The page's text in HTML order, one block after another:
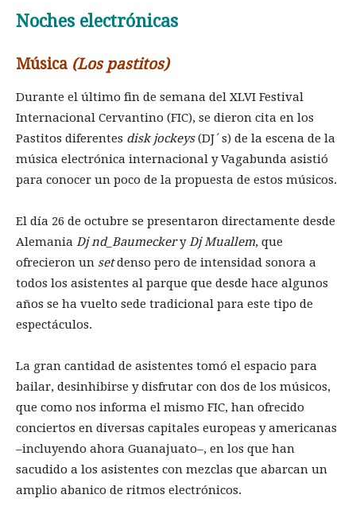
Noches electrónicas
Música (Los pastitos)
Durante el último fin de semana del XLVI Festival
Internacional Cervantino (FIC), se dieron cita en los
Pastitos diferentes disk jockeys(DJ´s) de la escena de la
música electrónica internacional y Vagabunda asistió
para conocer un poco de la propuesta de estos músicos.
El día 26 de octubre se presentaron directamente desde
Alemania Dj nd_BaumeckeryDj Muallem, que
ofrecieron un setdenso pero de intensidad sonora a
todos los asistentes al parque que desde hace algunos
años se ha vuelto sede tradicional para este tipo de
espectáculos.
La gran cantidad de asistentes tomó el espacio para
bailar, desinhibirse y disfrutar con dos de los músicos,
que como nos informa el mismo FIC, han ofrecido
conciertos en diversas capitales europeas y americanas
–incluyendo ahora Guanajuato–, en los que han
sacudido a los asistentes con mezclas que abarcan un
amplio abanico de ritmos electrónicos.